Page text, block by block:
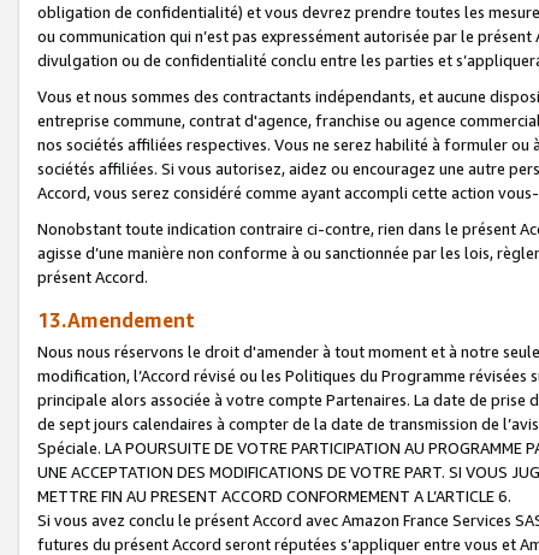
obligation de confidentialité) et vous devrez prendre toutes les
ou communication qui n’est pas expressément autorisée par le
divulgation ou de confidentialité conclu entre les parties et
Vous et nous sommes des contractants indépendants, et aucune
entreprise commune, contrat d'agence, franchise ou agence
nos sociétés affiliées respectives. Vous ne serez habilité à formuler
sociétés affiliées. Si vous autorisez, aidez ou encouragez une autre
Accord, vous serez considéré comme ayant accompli cette action
Nonobstant toute indication contraire ci-contre, rien dans le présent
agisse d’une manière non conforme à ou sanctionnée par les lois,
présent Accord.
13.Amendement
Nous nous réservons le droit d'amender à tout moment et à notre
modification, l’Accord révisé ou les Politiques du Programme
principale alors associée à votre compte Partenaires. La date de
de sept jours calendaires à compter de la date de transmission de
Spéciale. LA POURSUITE DE VOTRE PARTICIPATION AU PROGRAMME
UNE ACCEPTATION DES MODIFICATIONS DE VOTRE PART. SI VOUS
METTRE FIN AU PRESENT ACCORD CONFORMEMENT A L’ARTICLE 6.
Si vous avez conclu le présent Accord avec Amazon France Services
futures du présent Accord seront réputées s’appliquer entre vous et